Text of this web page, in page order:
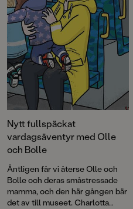
Nytt fullspäckat
vardagsäventyr med Olle
och Bolle
Äntligen får vi återse Olle och
Bolle och deras småstressade
mamma, och den här gången bär
det av till museet. Charlotta